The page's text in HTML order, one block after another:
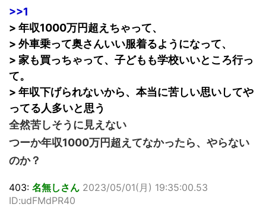
>>1
> 年収1000万円超えちゃって、
> 外車乗って奥さんいい服着るようになって、
> 家も買っちゃって、子どもも学校いいところ行っ
て。
> 年収下げられないから、本当に苦しい思いしてや
ってる人多いと思う
全然苦しそうに見えない
つーか年収1000万円超えてなかったら、やらない
のか？
403: 名無しさん 2023/05/01(月) 19:35:00.53
ID:udFMdPR40